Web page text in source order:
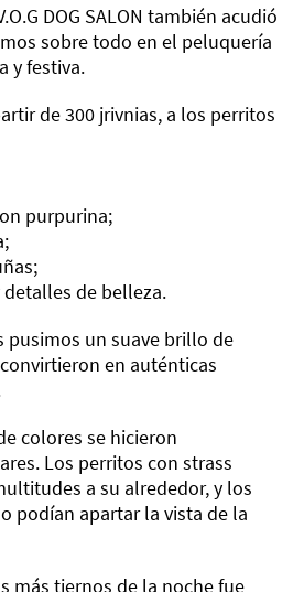
DOG SALON también acudió
sobre todo en el peluquería
y festiva.
de 300 jrivnias, a los perritos
purpurina;
de belleza.
pusimos un suave brillo de
en auténticas
colores se hicieron
Los perritos con strass
a su alrededor, y los
podían apartar la vista de la
más tiernos de la noche fue